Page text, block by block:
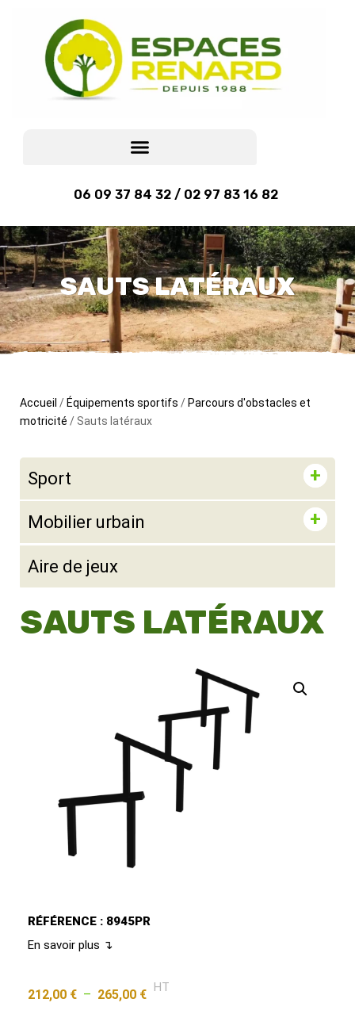
06 09 37 84 32 / 02 97 83 16 82
SAUTS LATÉRAUX
Accueil / Équipements sportifs / Parcours d'obstacles et
motricité / Sauts latéraux
Sport
Mobilier urbain
Aire de jeux
SAUTS LATÉRAUX
RÉFÉRENCE : 8945PR
En savoir plus ↴
212,00 € – 265,00 € HT